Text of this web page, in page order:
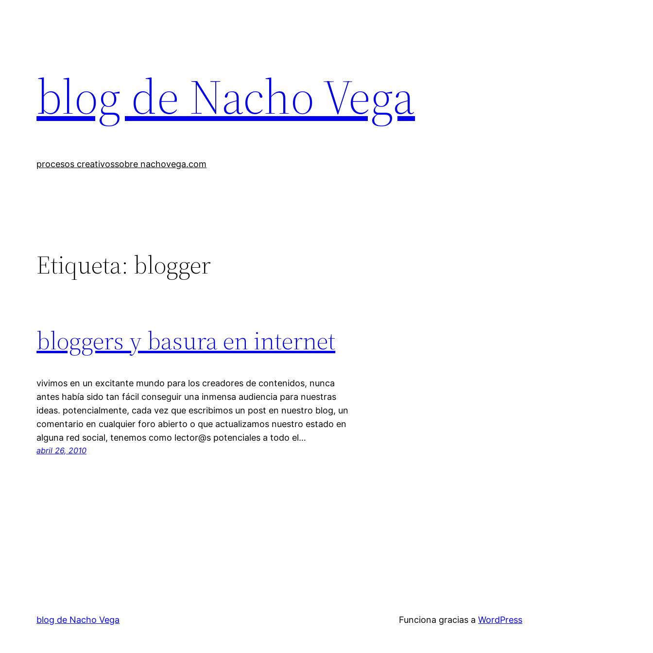
blog de Nacho Vega
procesos creativossobre nachovega.com
Etiqueta: blogger
bloggers y basura en internet
vivimos en un excitante mundo para los creadores de contenidos, nunca
antes había sido tan fácil conseguir una inmensa audiencia para nuestras
ideas. potencialmente, cada vez que escribimos un post en nuestro blog, un
comentario en cualquier foro abierto o que actualizamos nuestro estado en
alguna red social, tenemos como lector@s potenciales a todo el…
abril 26, 2010
blog de Nacho Vega Funciona gracias aWordPress